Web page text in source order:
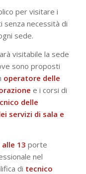
per visitare i
senza necessità di
sede.
visitabile la sede
sono proposti
operatore delle
e i corsi di
delle
servizi di sala e
alle 13 porte
nel
di tecnico